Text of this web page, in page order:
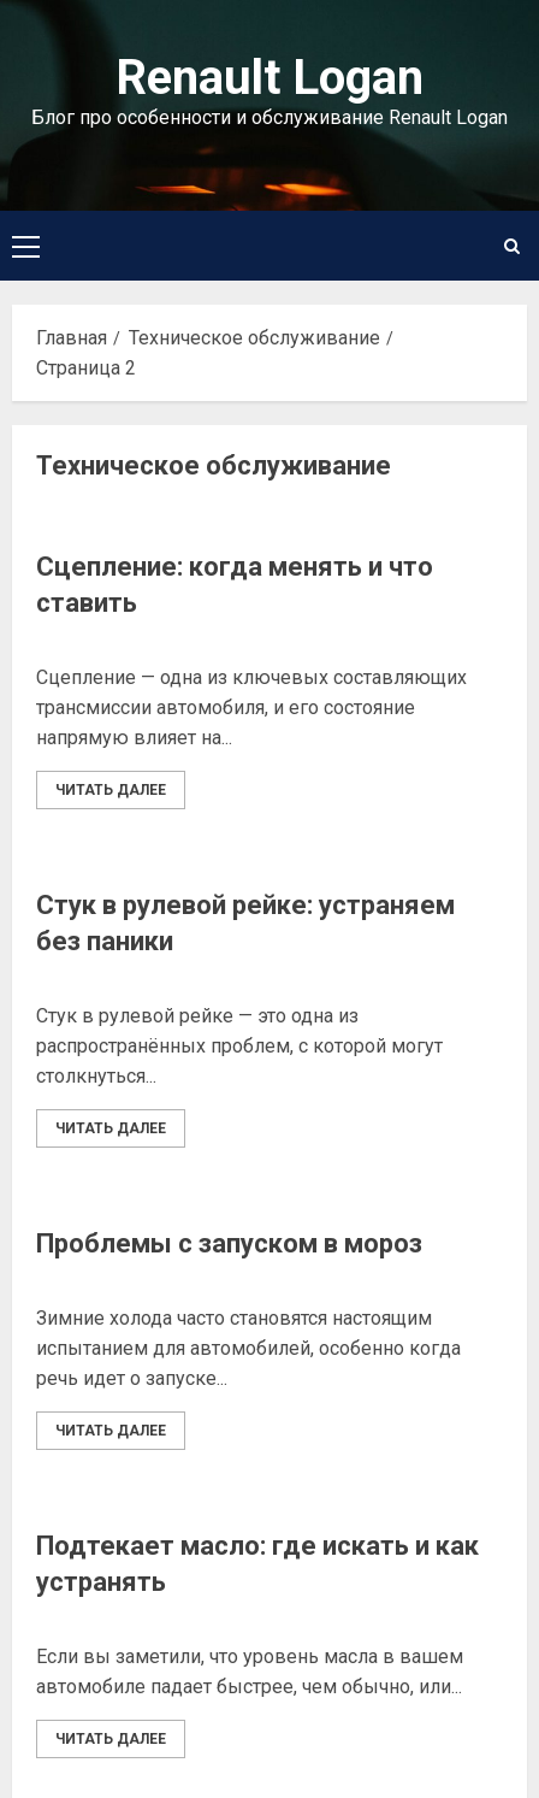
Перейти
содержимомуRenault Logan
Блог про особенности и обслуживание Renault Logan
Основное
меню
Главная
Техническое обслуживание
Страница 2
Техническое обслуживание
Сцепление: когда менять и что
ставить
Сцепление — одна из ключевых составляющих
трансмиссии автомобиля, и его состояние
напрямую влияет на...
ЧИТАТЬ ДАЛЕЕ
Стук в рулевой рейке: устраняем
без паники
Стук в рулевой рейке — это одна из
распространённых проблем, с которой могут
столкнуться...
ЧИТАТЬ ДАЛЕЕ
Проблемы с запуском в мороз
Зимние холода часто становятся настоящим
испытанием для автомобилей, особенно когда
речь идет о запуске...
ЧИТАТЬ ДАЛЕЕ
Подтекает масло: где искать и как
устранять
Если вы заметили, что уровень масла в вашем
автомобиле падает быстрее, чем обычно, или...
ЧИТАТЬ ДАЛЕЕ